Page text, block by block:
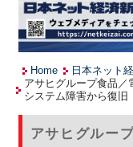
Home 日本ネット
アサヒグループ食品／
システム障害から復旧
アサヒグルー